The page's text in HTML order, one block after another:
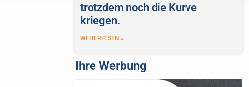
trotzdem noch die Kurve
kriegen.
WEITERLESEN »
Ihre Werbung